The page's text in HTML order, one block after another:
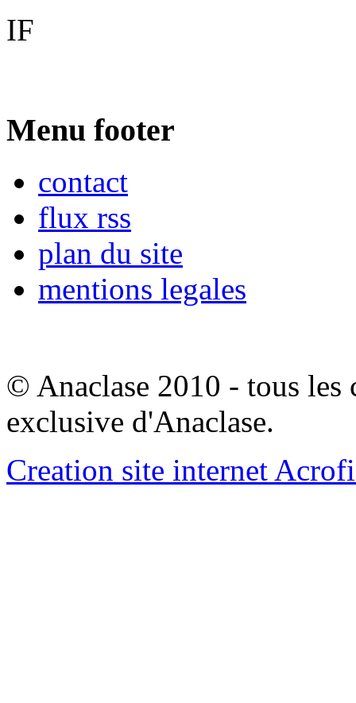
IF
Menu footer
contact
flux rss
plan du site
mentions legales
© Anaclase 2010 - tous les
exclusive d'Anaclase.
Creation site internet